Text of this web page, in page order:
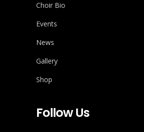
Choir Bio
Events
News
Gallery
Shop
Follow Us